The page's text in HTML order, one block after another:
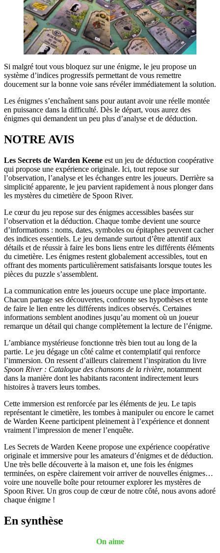
Si malgré tout vous bloquez sur une énigme, le jeu propose un
système d’indices progressifs permettant de vous remettre
doucement sur la bonne voie sans révéler immédiatement la solution.
Les énigmes s’enchaînent sans pour autant avoir une réelle montée
en puissance dans la difficulté. Dès le départ, vous aurez des
énigmes qui demandent un peu plus d’analyse et de déduction.
NOTRE AVIS
Les Secrets de Warden Keene est un jeu de déduction coopérative
qui propose une expérience originale. Ici, tout repose sur
l’observation, l’analyse et les échanges entre les joueurs. Derrière sa
simplicité apparente, le jeu parvient rapidement à nous plonger dans
les mystères du cimetière de Spoon River.
Le cœur du jeu repose sur des énigmes accessibles basées sur
l’observation et la déduction. Chaque tombe devient une source
d’informations : noms, dates, symboles ou épitaphes peuvent cacher
des indices essentiels. Le jeu demande surtout d’être attentif aux
détails et de réussir à faire les bons liens entre les différents éléments
du cimetière. Les énigmes restent globalement accessibles, tout en
offrant des moments particulièrement satisfaisants lorsque toutes les
pièces du puzzle s’assemblent.
La communication entre les joueurs occupe une place importante.
Chacun partage ses découvertes, confronte ses hypothèses et tente
de faire le lien entre les différents indices observés. Certaines
informations semblent anodines jusqu’au moment où un joueur
remarque un détail qui change complètement la lecture de l’énigme.
L’ambiance mystérieuse fonctionne très bien tout au long de la
partie. Le jeu dégage un côté calme et contemplatif qui renforce
l’immersion. On ressent d’ailleurs clairement l’inspiration du livre
Spoon River : Catalogue des chansons de la rivière, notamment
dans la manière dont les habitants racontent indirectement leurs
histoires à travers leurs tombes.
Cette immersion est renforcée par les éléments de jeu. Le tapis
représentant le cimetière, les tombes à manipuler ou encore le carnet
de Warden Keene participent pleinement à l’expérience et donnent
vraiment l’impression de mener l’enquête.
Les Secrets de Warden Keene propose une expérience coopérative
originale et immersive pour les amateurs d’énigmes et de déduction.
Une très belle découverte à la maison et, une fois les énigmes
terminées, on espère clairement voir arriver de nouvelles énigmes…
voire une nouvelle boîte pour retourner explorer les mystères de
Spoon River. Un gros coup de cœur de notre côté, nous avons adoré
chaque énigme !
En synthèse
On aime